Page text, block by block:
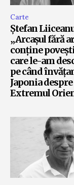
Carte
Ștefan
„Arcașul fără
conține
care le-am
pe când
Japonia despre
Extremul